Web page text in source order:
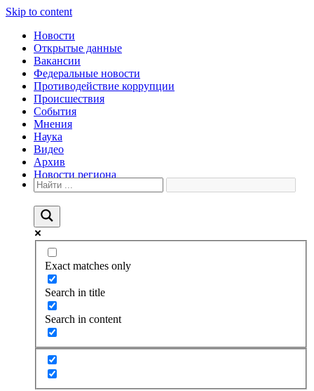
Skip to content
Новости
Открытые данные
Вакансии
Федеральные новости
Противодействие коррупции
Происшествия
События
Мнения
Наука
Видео
Архив
Новости региона
Exact matches only
Search in title
Search in content